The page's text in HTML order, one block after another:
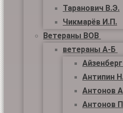
Таранович В.Э.
Чикмарёв И.П.
Ветераны ВОВ
ветераны А-Б
Антипин
Антонов
Антонов